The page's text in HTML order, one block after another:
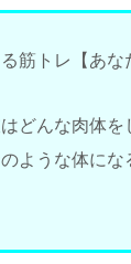
筋トレ【あな
どんな肉体を
ような体にな